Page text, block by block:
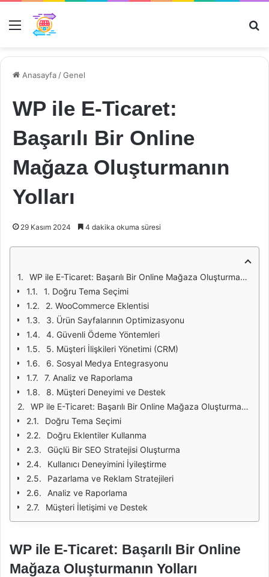
Menü
Anasayfa /Genel
WP ile E-Ticaret:
Başarılı Bir Online
Mağaza Oluşturmanın
Yolları
29 Kasım 2024 4 dakika okuma süresi
WP ile E-Ticaret: Başarılı Bir Online Mağaza Oluşturmanın Yolları
1. Doğru Tema Seçimi
2. WooCommerce Eklentisi
3. Ürün Sayfalarının Optimizasyonu
4. Güvenli Ödeme Yöntemleri
5. Müşteri İlişkileri Yönetimi (CRM)
6. Sosyal Medya Entegrasyonu
7. Analiz ve Raporlama
8. Müşteri Deneyimi ve Destek
WP ile E-Ticaret: Başarılı Bir Online Mağaza Oluşturmanın Yolları
Doğru Tema Seçimi
Doğru Eklentiler Kullanma
Güçlü Bir SEO Stratejisi Oluşturma
Kullanıcı Deneyimini İyileştirme
Pazarlama ve Reklam Stratejileri
Analiz ve Raporlama
Müşteri İletişimi ve Destek
WP ile E-Ticaret: Başarılı Bir Online
Mağaza Oluşturmanın Yolları